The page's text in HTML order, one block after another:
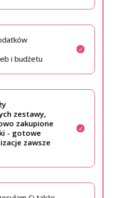
i budżetu
zestawy,
zakupione
- gotowe
zawsze